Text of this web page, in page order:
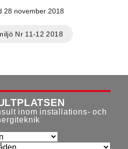
28 november 2018
Nr 11-12 2018
inom installations- och